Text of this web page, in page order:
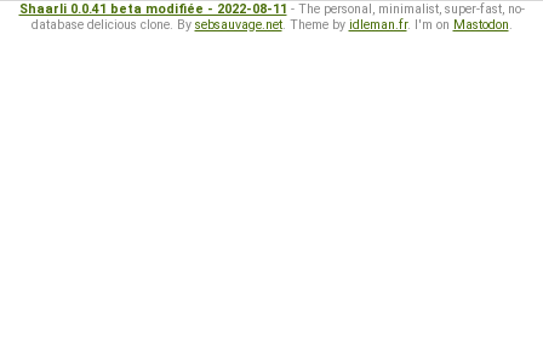
Shaarli 0.0.41 beta modifiée - 2022-08-11 - The personal, minimalist, super-fast, no-
database delicious clone. By sebsauvage.net. Theme by idleman.fr. I'm on Mastodon.